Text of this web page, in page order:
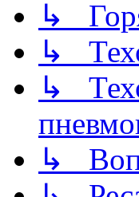
↳
↳
↳
↳